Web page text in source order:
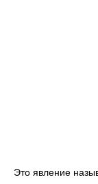
Это явление